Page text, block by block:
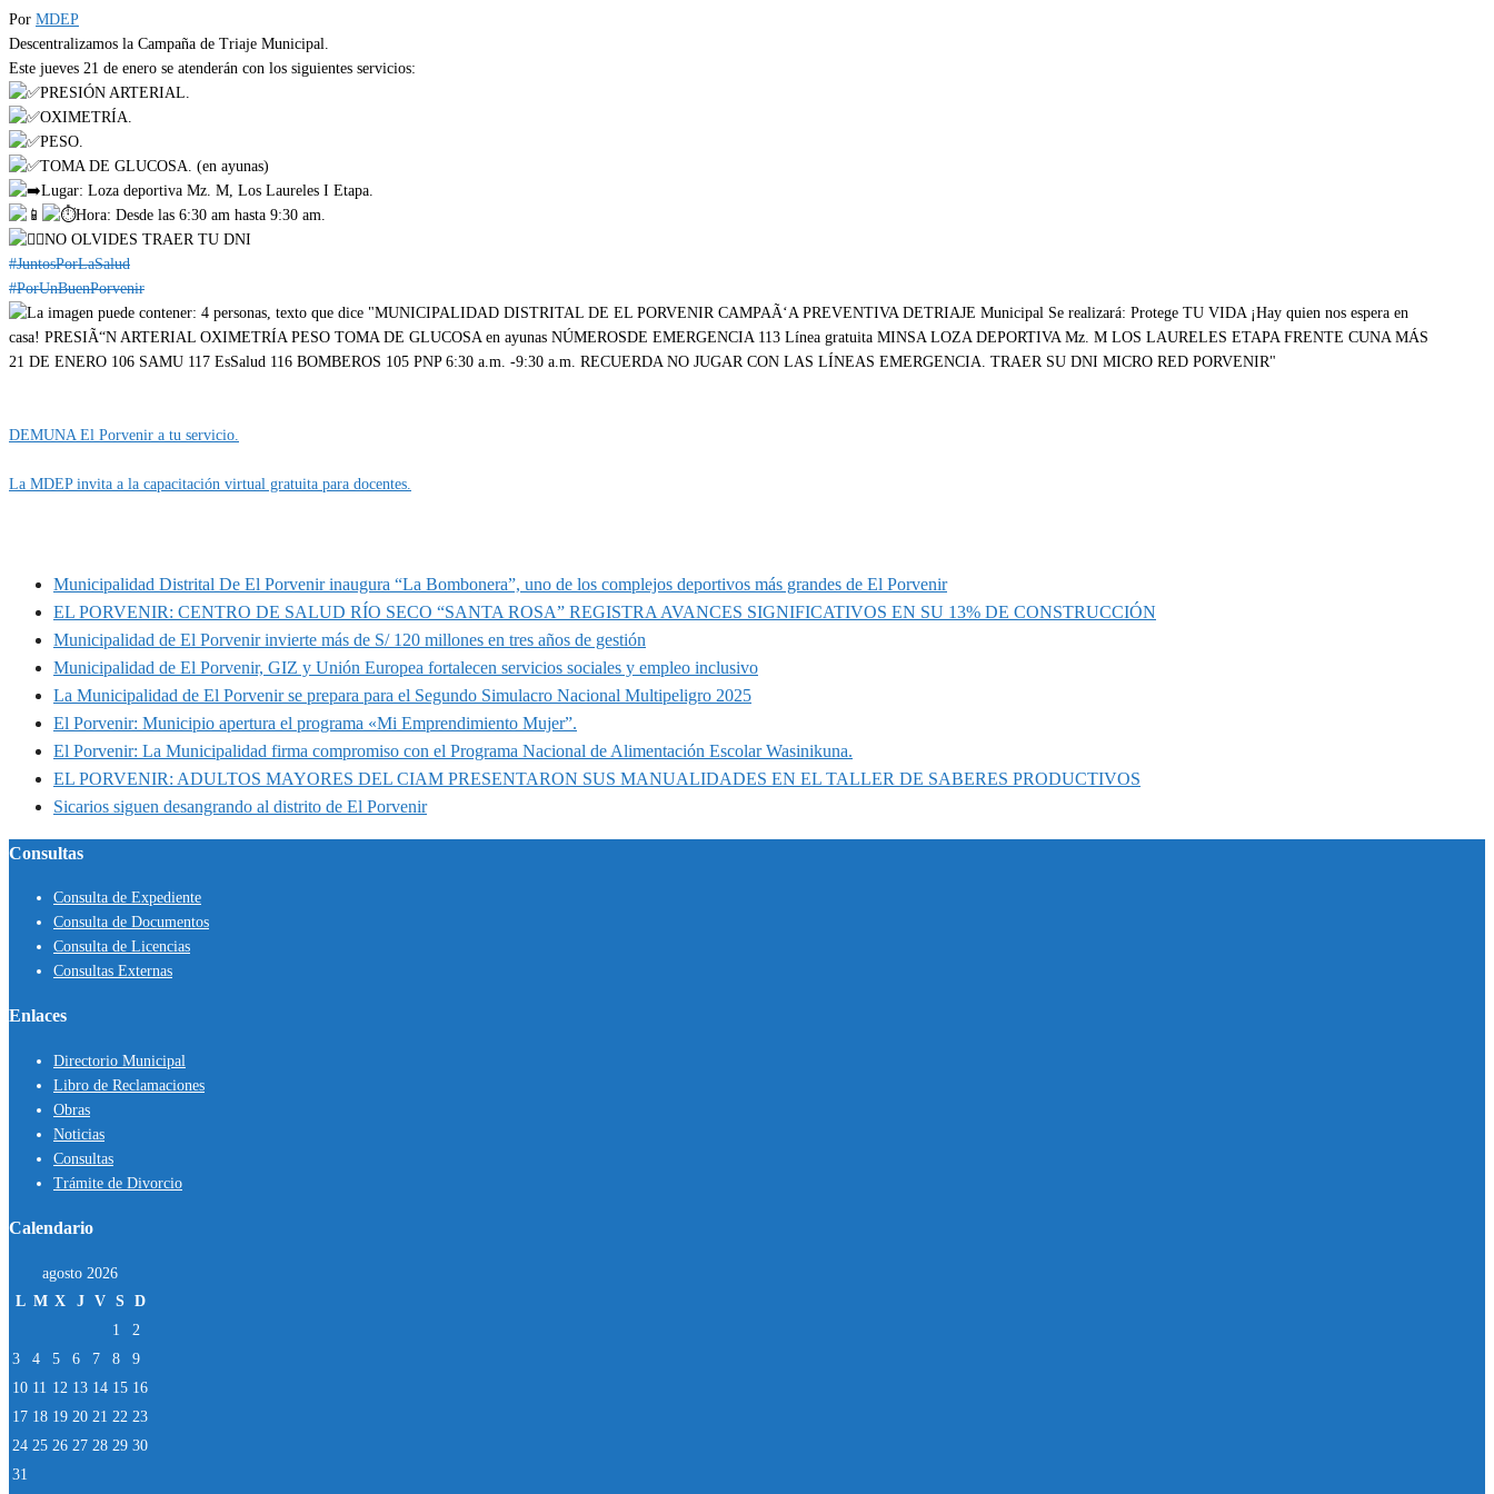
Por MDEP
Descentralizamos la Campaña de Triaje Municipal.
Este jueves 21 de enero se atenderán con los siguientes servicios:
PRESIÓN ARTERIAL.
OXIMETRÍA.
PESO.
TOMA DE GLUCOSA. (en ayunas)
Lugar: Loza deportiva Mz. M, Los Laureles I Etapa.
Hora: Desde las 6:30 am hasta 9:30 am.
NO OLVIDES TRAER TU DNI
#JuntosPorLaSalud
#PorUnBuenPorvenir
DEMUNA El Porvenir a tu servicio.
La MDEP invita a la capacitación virtual gratuita para docentes.
Municipalidad Distrital De El Porvenir inaugura “La Bombonera”, uno de los complejos deportivos más grandes de El Porvenir
EL PORVENIR: CENTRO DE SALUD RÍO SECO “SANTA ROSA” REGISTRA AVANCES SIGNIFICATIVOS EN SU 13% DE CONSTRUCCIÓN
Municipalidad de El Porvenir invierte más de S/ 120 millones en tres años de gestión
Municipalidad de El Porvenir, GIZ y Unión Europea fortalecen servicios sociales y empleo inclusivo
La Municipalidad de El Porvenir se prepara para el Segundo Simulacro Nacional Multipeligro 2025
El Porvenir: Municipio apertura el programa «Mi Emprendimiento Mujer”.
El Porvenir: La Municipalidad firma compromiso con el Programa Nacional de Alimentación Escolar Wasinikuna.
EL PORVENIR: ADULTOS MAYORES DEL CIAM PRESENTARON SUS MANUALIDADES EN EL TALLER DE SABERES PRODUCTIVOS
Sicarios siguen desangrando al distrito de El Porvenir
Consultas
Consulta de Expediente
Consulta de Documentos
Consulta de Licencias
Consultas Externas
Enlaces
Directorio Municipal
Libro de Reclamaciones
Obras
Noticias
Consultas
Trámite de Divorcio
Calendario
agosto 2026
L M X J V S D
1
2
3
4 5 6 7 8
9
10 11 12 13 14 15 16
17 18 19 20 21 22 23
24 25 26 27 28 29 30
31